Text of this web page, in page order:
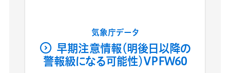
気象庁データ
早期注意情報（明後日以降の
警報級になる可能性）VPFW60